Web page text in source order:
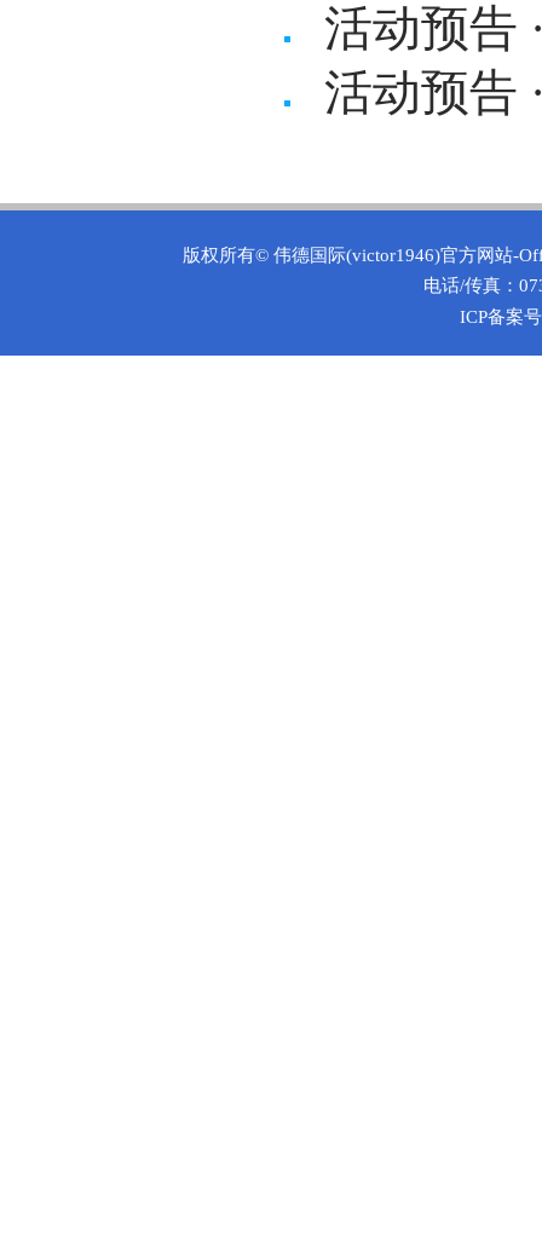
活动预告
活动预告
版权所有© 伟德国际(victor1946)官方网站-
电话/传真：
ICP备案